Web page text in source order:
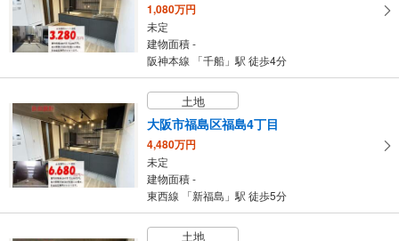
1,080万円
未定
建物面積 -
阪神本線 「千船」駅 徒歩4分
土地
大阪市福島区福島4丁目
4,480万円
未定
建物面積 -
東西線 「新福島」駅 徒歩5分
土地